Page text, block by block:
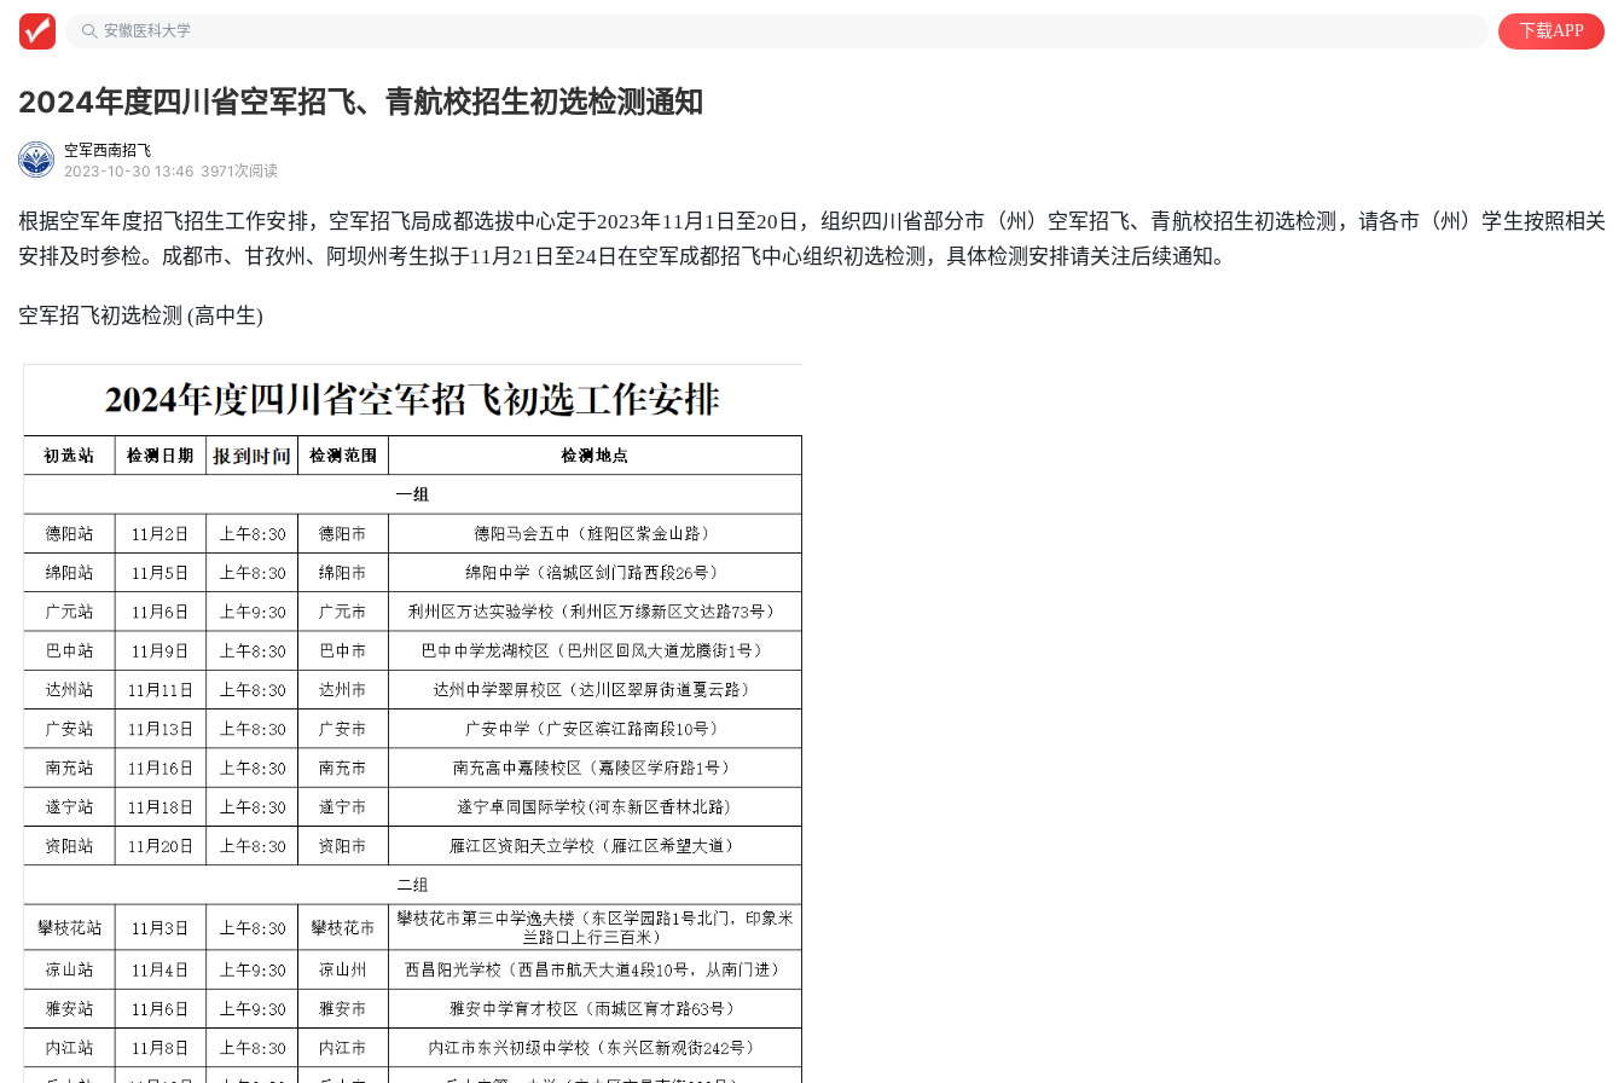
安徽医科大学
下载APP
2024年度四川省空军招飞、青航校招生初选检测通知
空军西南招飞
2023-10-30 13:46 3971次阅读
根据空军年度招飞招生工作安排，空军招飞局成都选拔中心定于2023年11月1日至20日，组织四川省部分市（州）空军招飞、青航校招生初选检测，请各市（州）学生按照相关
安排及时参检。成都市、甘孜州、阿坝州考生拟于11月21日至24日在空军成都招飞中心组织初选检测，具体检测安排请关注后续通知。
空军招飞初选检测 (高中生)